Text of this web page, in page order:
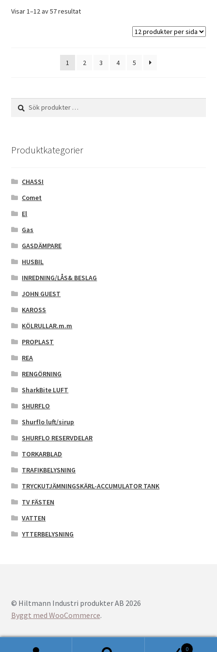
Visar 1–12 av 57 resultat
1 2 3 4 5
Sök
efter:
Sök
Produktkategorier
CHASSI
Comet
El
Gas
GASDÄMPARE
HUSBIL
INREDNING/LÅS& BESLAG
JOHN GUEST
KAROSS
KÖLRULLAR.m.m
PROPLAST
REA
RENGÖRNING
SharkBite LUFT
SHURFLO
Shurflo luft/sirup
SHURFLO RESERVDELAR
TORKARBLAD
TRAFIKBELYSNING
TRYCKUTJÄMNINGSKÄRL-ACCUMULATOR TANK
TV FÄSTEN
VATTEN
YTTERBELYSNING
© Hiltmann Industri produkter AB 2026
Byggt med WooCommerce.
0